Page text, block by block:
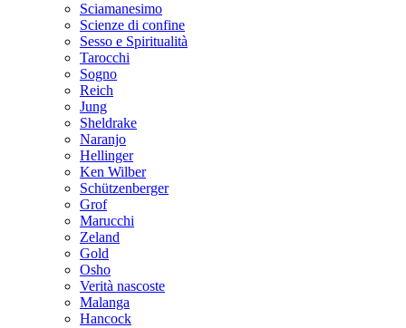
Sciamanesimo
Scienze di confine
Sesso e Spiritualità
Tarocchi
Sogno
Reich
Jung
Sheldrake
Naranjo
Hellinger
Ken Wilber
Schützenberger
Grof
Marucchi
Zeland
Gold
Osho
Verità nascoste
Malanga
Hancock